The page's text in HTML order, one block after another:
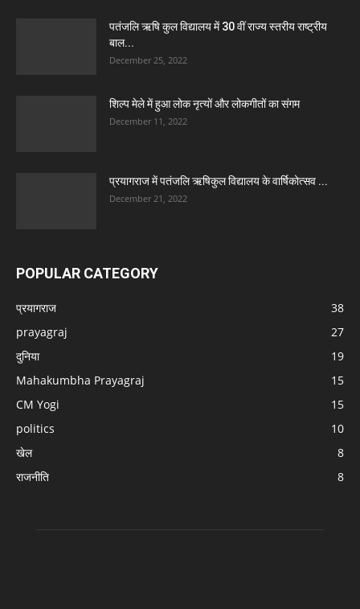
पतंजलि ऋषि कुल विद्यालय में 30 वीं राज्य स्तरीय राष्ट्रीय
बाल...
December 25, 2022
शिल्प मेले में हुआ लोक नृत्यों और लोकगीतों का संगम
December 11, 2022
प्रयागराज में पतंजलि ऋषिकुल विद्यालय के वार्षिकोत्सव ...
December 21, 2022
POPULAR CATEGORY
प्रयागराज
38
prayagraj
27
दुनिया
19
Mahakumbha Prayagraj
15
CM Yogi
15
politics
10
खेल
8
राजनीति
8